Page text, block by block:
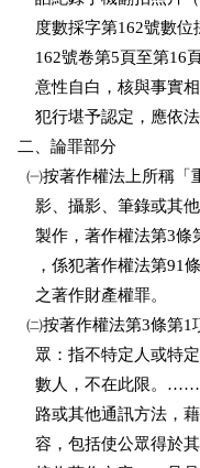
度數採字第162號數
162號卷第5頁至第
意性自白，核與事實
犯行堪予認定，應依法
二、論罪部分
㈠按著作權法上所稱
影、攝影、筆錄或其
製作，著作權法第3
，係犯著作權法第91
    之著作財產權罪。
㈡按著作權法第3條
眾：指不特定人或特
數人，不在此限。
路或其他通訊方法，
容，包括使公眾得於